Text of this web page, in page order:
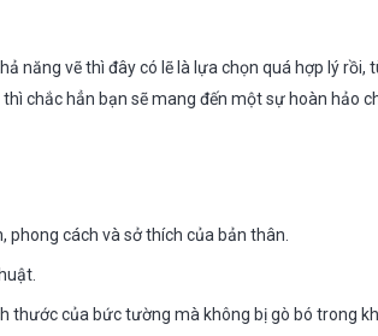
năng vẽ thì đây có lẽ là lựa chọn quá hợp lý
chắc hẳn bạn sẽ mang đến một sự hoàn hảo
phong cách và sở thích của bản thân.
thước của bức tường mà không bị gò bó trong